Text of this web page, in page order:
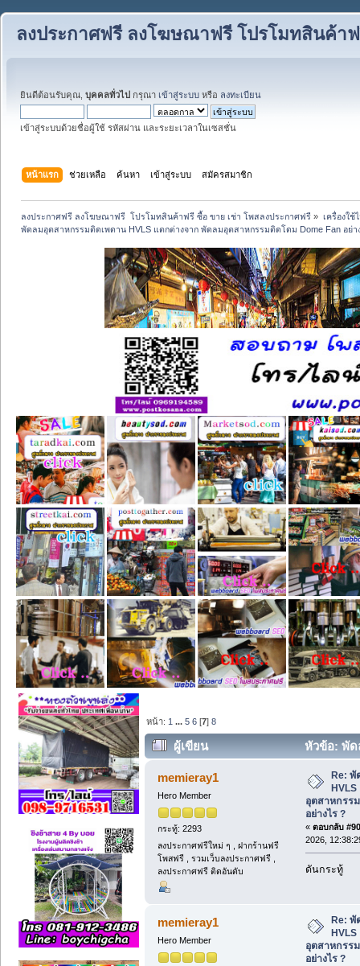
ลงประกาศฟรี ลงโฆษณาฟรี โปรโมทสินค้า
ยินดีต้อนรับคุณ, บุคคลทั่วไป กรุณา เข้าสู่ระบบ หรือ ลงทะเบียน
เข้าสู่ระบบด้วยชื่อผู้ใช้ รหัสผ่าน และระยะเวลาในเซสชั่น
หน้าแรก ช่วยเหลือ ค้นหา เข้าสู่ระบบ สมัครสมาชิก
ลงประกาศฟรี ลงโฆษณาฟรี  โปรโมทสินค้าฟรี ซื้อ ขาย เช่า โพสลงประกาศฟรี » เครื่องใ
พัดลมอุตสาหกรรมติดเพดาน HVLS แตกต่างจาก พัดลมอุตสาหกรรมติดโดม Dome Fan อย่า
หน้า: 1 ...5 6 [7]8
ผู้เขียน
หัวข้อ: พัด
อุตสาหกรรมติดโดม Dome Fan อย่างไ
memieray1
Hero Member
กระทู้: 2293
ลงประกาศฟรีใหม่ ๆ , ฝากร้านฟรี
โพสฟรี , รวมเว็บลงประกาศฟรี ,
ลงประกาศฟรี ติดอันดับ
Re:
อุตสาหกรร
อย่างไร ?
« ตอบกลับ
2026,
ดันกระทู้
memieray1
Hero Member
Re:
อุตสาหกรร
อย่างไร ?